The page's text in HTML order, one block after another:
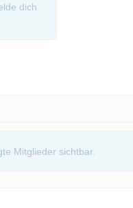
dich
Mitglieder sichtbar.